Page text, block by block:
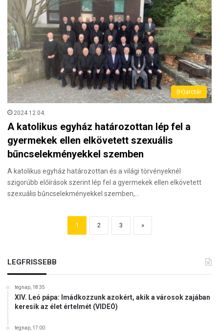
(H)arctér
2024.12.04.
A katolikus egyház határozottan lép fel a
gyermekek ellen elkövetett szexuális
bűncselekményekkel szemben
A katolikus egyház határozottan és a világi törvényeknél
szigorúbb előírások szerint lép fel a gyermekek ellen elkövetett
szexuális bűncselekményekkel szemben,…
1 2 3 »
LEGFRISSEBB
tegnap, 18:35
XIV. Leó pápa: Imádkozzunk azokért, akik a városok zajában
keresik az élet értelmét (VIDEÓ)
tegnap, 17:00